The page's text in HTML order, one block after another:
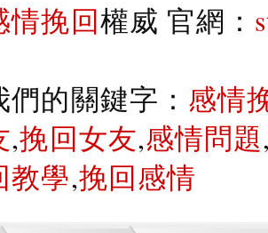
情挽回權威 官網：
的關鍵字： 感情
,挽回女友,感情問題
教學,挽回感情